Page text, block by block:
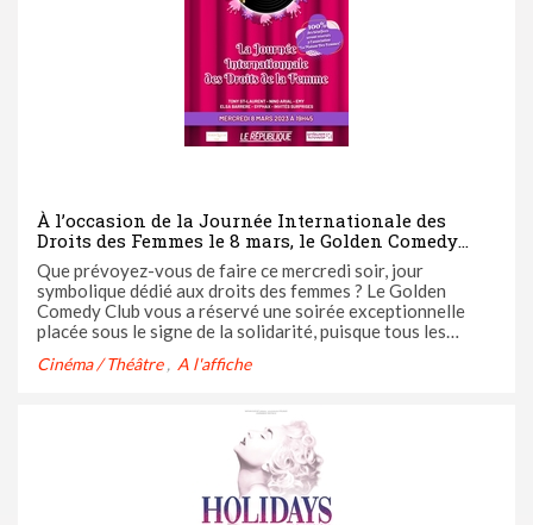
À l’occasion de la Journée Internationale des
Droits des Femmes le 8 mars, le Golden Comedy
Club organise une soirée de gala au profit de
l’association La Maison des femmes
Que prévoyez-vous de faire ce mercredi soir, jour
symbolique dédié aux droits des femmes ? Le Golden
Comedy Club vous a réservé une soirée exceptionnelle
placée sous le signe de la solidarité, puisque tous les
Femmes. On vous dit tout sur le programme et les invités
Cinéma / Théâtre A l'affiche